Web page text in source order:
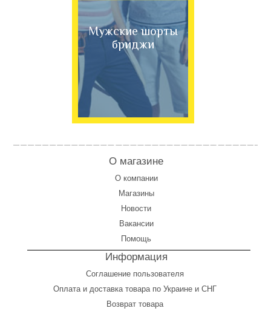
Мужские шорты
бриджи
О магазине
О компании
Магазины
Новости
Вакансии
Помощь
Информация
Соглашение пользователя
Оплата и доставка товара по Украине и СНГ
Возврат товара